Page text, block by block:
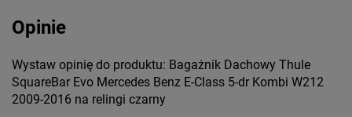
Opinie
Wystaw opinię do produktu: Bagażnik Dachowy Thule
SquareBar Evo Mercedes Benz E-Class 5-dr Kombi W212
2009-2016 na relingi czarny